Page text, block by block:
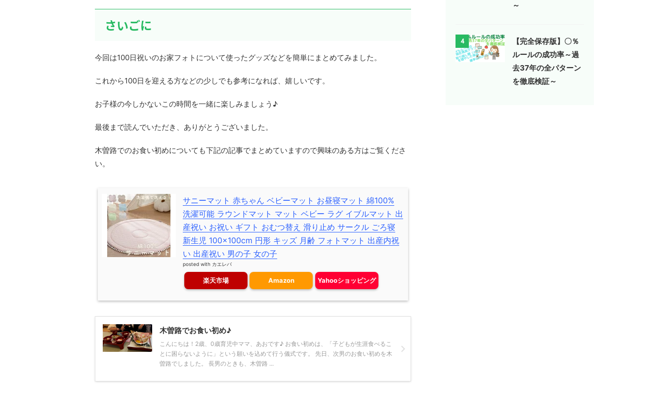
さいごに
今回は100日祝いのお家フォトについて使ったグッズなどを簡単にまとめてみました。
これから100日を迎える方などの少しでも参考になれば、嬉しいです。
お子様の今しかないこの時間を一緒に楽しみましょう♪
最後まで読んでいただき、ありがとうございました。
木曽路でのお食い初めについても下記の記事でまとめていますので興味のある方はご覧くださ
い。
サニーマット 赤ちゃん ベビーマット お昼寝マット 綿100%
洗濯可能 ラウンドマット マット ベビー ラグ イブルマット 出
産祝い お祝い ギフト おむつ替え 滑り止め サークル ごろ寝
新生児 100×100cm 円形 キッズ 月齢 フォトマット 出産内祝
い 出産祝い 男の子 女の子
posted with カエレバ
楽天市場 Amazon Yahooショッピング
木曽路でお食い初め♪
こんにちは！2歳、0歳育児中ママ、あおです♪ お食い初めは、「子どもが生涯食べるこ
とに困らないように」という願いを込めて行う儀式です。 先日、次男のお食い初めを木
曽路でしました。 長男のときも、木曽路 ...
～
4
【完全保存版】〇％
ルールの成功率～過
去37年の全パターン
を徹底検証～